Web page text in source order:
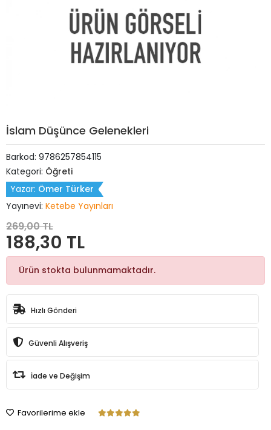
İslam Düşünce Gelenekleri
Barkod: 9786257854115
Kategori: Öğreti
Yazar: Ömer Türker
Yayınevi: Ketebe Yayınları
269,00 TL
188,30 TL
Ürün stokta bulunmamaktadır.
Hızlı Gönderi
Güvenli Alışveriş
İade ve Değişim
Favorilerime ekle